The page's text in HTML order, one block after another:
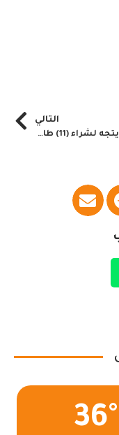
التالي
السودان يتجه لشراء (11) طائرة جديدة.. “سودانير بخير”
36°